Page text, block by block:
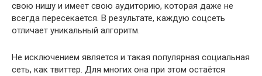
свою нишу и имеет свою аудиторию, которая даже не
всегда пересекается. В результате, каждую соцсеть
отличает уникальный алгоритм.
Не исключением является и такая популярная социальная
сеть, как твиттер. Для многих она при этом остаётся